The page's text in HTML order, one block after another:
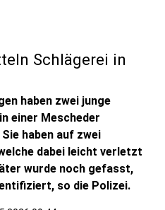
Schlägerei in
haben zwei junge
einer Mescheder
haben auf zwei
dabei leicht verletzt
wurde noch gefasst,
so die Polizei.